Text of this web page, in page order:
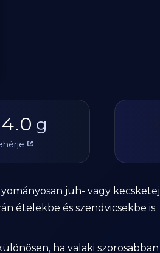
g
juh- vagy
ételekbe és szendvicsekbe
ha valaki